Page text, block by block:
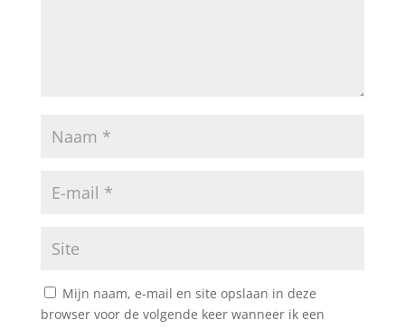
Mijn naam, e-mail en site opslaan in deze
browser voor de volgende keer wanneer ik een